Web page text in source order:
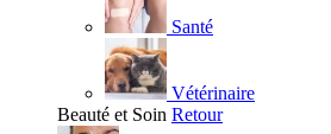
Santé
Vétérinaire
Beauté et Soin Retour